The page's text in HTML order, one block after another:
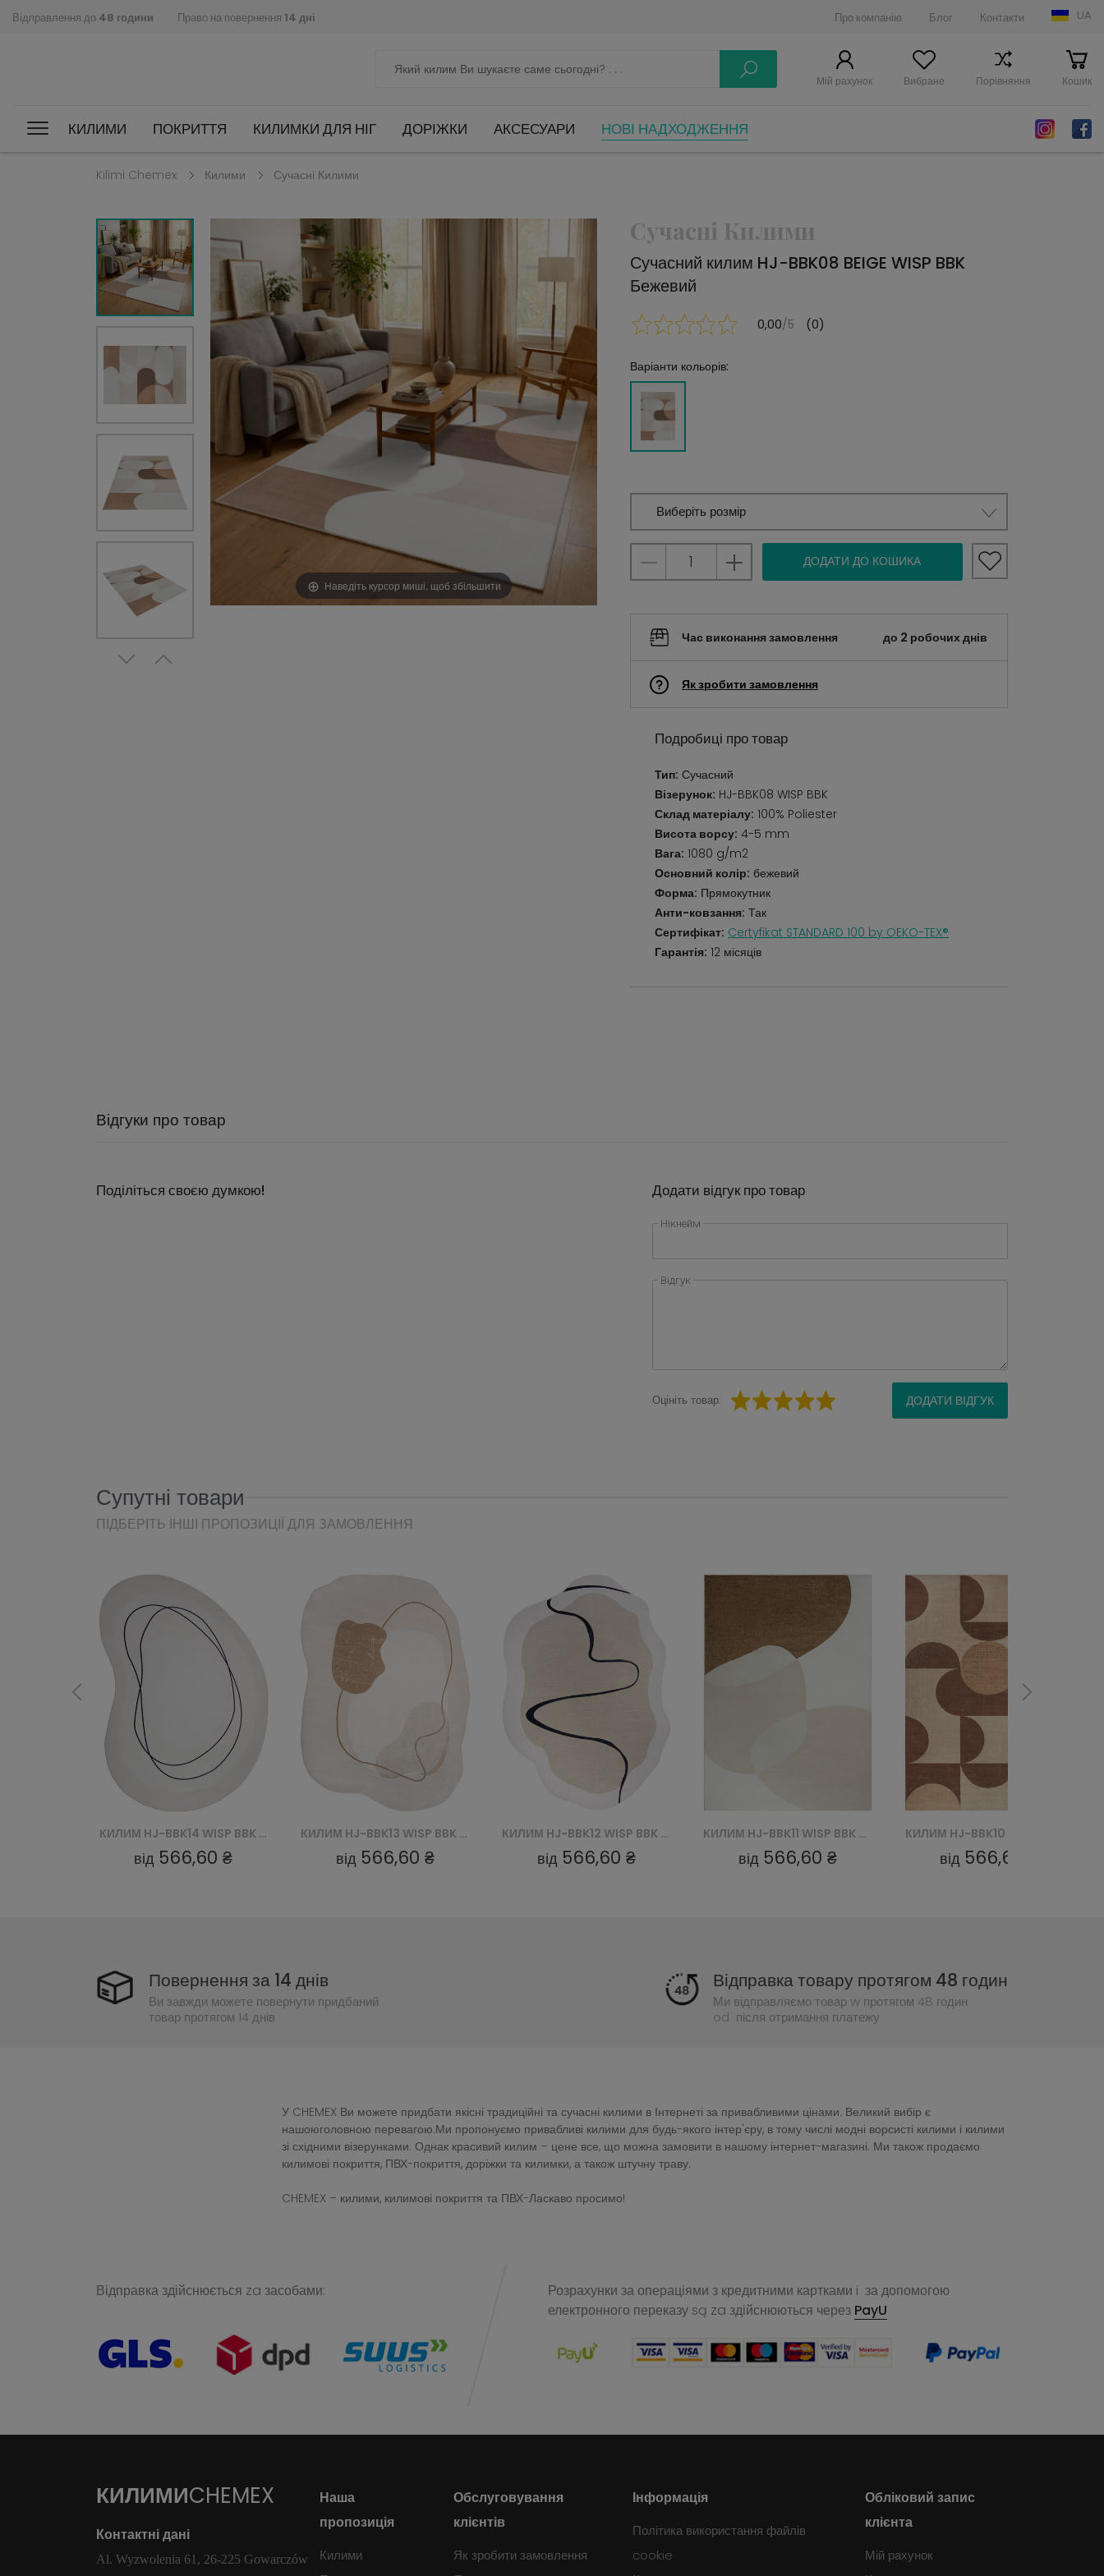
Відправлення до 48 години Право на повернення 14 дні Про компанію Блог Контакти UA
Мій рахунок Вибране Порівняння Кошик
КИЛИМИ ПОКРИТТЯ КИЛИМКИ ДЛЯ НІГ ДОРІЖКИ АКСЕСУАРИ НОВІ НАДХОДЖЕННЯ
Kilimi Chemex Килими Сучасні Килими
Наведіть курсор миші, щоб збільшити
Сучасні Килими
Сучасний килим HJ-BBK08 BEIGE WISP BBK
Бежевий
0,00/5 (0)
Варіанти кольорів:
Виберіть розмір
ДОДАТИ ДО КОШИКА
Час виконання замовлення до 2 робочих днів
Як зробити замовлення
Подробиці про товар
Тип: Сучасний
Візерунок: HJ-BBK08 WISP BBK
Склад матеріалу: 100% Poliester
Висота ворсу: 4-5 mm
Вага: 1080 g/m2
Основний колір: бежевий
Форма: Прямокутник
Анти-ковзання: Так
Сертифікат: Certyfikat STANDARD 100 by OEKO-TEX®
Гарантія: 12 місяців
Відгуки про товар
Поділіться своєю думкою! Додати відгук про товар
Нікнейм
Відгук
Оцініть товар: ДОДАТИ ВІДГУК
Супутні товари
ПІДБЕРІТЬ ІНШІ ПРОПОЗИЦІЇ ДЛЯ ЗАМОВЛЕННЯ
КИЛИМ HJ-BBK13 WISP BBK - RÓŻOWY
від 566,60 ₴
КИЛИМ HJ-BBK12 WISP BBK - BEŻOWY
від 566,60 ₴
КИЛИМ HJ-BBK11 WISP BBK - BEŻOWY
від 566,60 ₴
КИЛИМ HJ-BBK10 WISP BBK - BRĄZOWY
від 566,60 ₴ від 566,60 ₴
Повернення за 14 днів
Ви завжди можете повернути придбаний
товар протягом 14 днів
Відправка товару протягом 48 годин
Ми відправляємо товар w протягом 48 годин
od після отримання платежу
У CHEMEX Ви можете придбати якісні традиційні та сучасні килими в Інтернеті за привабливими цінами. Великий вибір є
нашоюголовною перевагою.Ми пропонуємо привабливі килими для будь-якого інтер'єру, в тому числі модні ворсисті килими і килими
зі східними візерунками. Однак красивий килим – цене все, що можна замовити в нашому інтернет-магазині. Ми також продаємо
килимові покриття, ПВХ-покриття, доріжки та килимки, а також штучну траву.
CHEMEX – килими, килимові покриття та ПВХ-Ласкаво просимо!
Відправка здійснюється za засобами:
Розрахунки за операціями з кредитними картками i за допомогою
електронного переказу są za здійснюються через PayU
КИЛИМИCHEMEX
Контактні дані
Al. Wyzwolenia 61, 26-225 Gowarczów
Наша
пропозиція
Килими
Обслуговування
клієнтів
Як зробити замовлення
Інформація
Політика використання файлів
cookie
Обліковий запис
клієнта
Мій рахунок